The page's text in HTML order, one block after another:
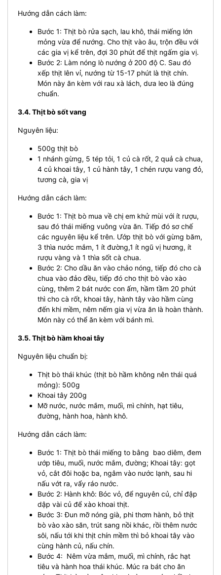
Hướng dẫn cách làm:
Bước 1: Thịt bò rửa sạch, lau khô, thái miếng lớn
mỏng vừa để nướng. Cho thịt vào âu, trộn đều với
các gia vị kể trên, đợi 30 phút để thịt ngấm gia vị.
Bước 2: Làm nóng lò nướng ở 200 độ C. Sau đó
xếp thịt lên vỉ, nướng từ 15-17 phút là thịt chín.
Món này ăn kèm với rau xà lách, dưa leo là đúng
chuẩn.
3.4. Thịt bò sốt vang
Nguyên liệu:
500g thịt bò
1 nhánh gừng, 5 tép tỏi, 1 củ cà rốt, 2 quả cà chua,
4 củ khoai tây, 1 củ hành tây, 1 chén rượu vang đỏ,
tương cà, gia vị
Hướng dẫn cách làm:
Bước 1: Thịt bò mua về chị em khử mùi với ít rượu,
sau đó thái miếng vuông vừa ăn. Tiếp đó sơ chế
các nguyên liệu kể trên. Ướp thịt bò với gừng băm,
3 thìa nước mắm, 1 ít đường,1 ít ngũ vị hương, ít
rượu vàng và 1 thìa sốt cà chua.
Bước 2: Cho dầu ăn vào chảo nóng, tiếp đó cho cà
chua vào đảo đều, tiếp đó cho thịt bò vào xào
cùng, thêm 2 bát nước con ấm, hầm tầm 20 phút
thì cho cà rốt, khoai tây, hành tây vào hầm cùng
đến khi mềm, nêm nếm gia vị vừa ăn là hoàn thành.
Món này có thể ăn kèm với bánh mì.
3.5. Thịt bò hầm khoai tây
Nguyên liệu chuẩn bị:
Thịt bò thái khúc (thịt bò hầm không nên thái quá
mỏng): 500g
Khoai tây 200g
Mỡ nước, nước mắm, muối, mì chính, hạt tiêu,
đường, hành hoa, hành khô.
Hướng dẫn cách làm:
Bước 1: Thịt bò thái miếng to bằng bao diêm, đem
ướp tiêu, muối, nước mắm, đường; Khoai tây: gọt
vỏ, cắt đôi hoặc ba, ngâm vào nước lạnh, sau hi
nấu vớt ra, vẩy ráo nước.
Bước 2: Hành khô: Bóc vỏ, để nguyên củ, chỉ đập
dập vài củ để xào khoai thịt.
Bước 3: Đun mỡ nóng già, phi thơm hành, bỏ thịt
bò vào xào săn, trút sang nồi khác, rồi thêm nước
sôi, nấu tới khi thịt chín mềm thì bỏ khoai tây vào
cùng hành củ, nấu chín.
Bước 4: Nêm vừa mắm, muối, mì chính, rắc hạt
tiêu và hành hoa thái khúc. Múc ra bát cho ăn